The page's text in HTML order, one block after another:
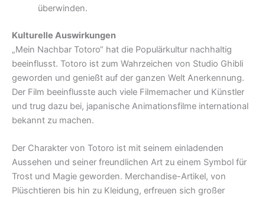
überwinden.
Kulturelle Auswirkungen
„Mein Nachbar Totoro“ hat die Populärkultur nachhaltig
beeinflusst. Totoro ist zum Wahrzeichen von Studio Ghibli
geworden und genießt auf der ganzen Welt Anerkennung.
Der Film beeinflusste auch viele Filmemacher und Künstler
und trug dazu bei, japanische Animationsfilme international
bekannt zu machen.
Der Charakter von Totoro ist mit seinem einladenden
Aussehen und seiner freundlichen Art zu einem Symbol für
Trost und Magie geworden. Merchandise-Artikel, von
Plüschtieren bis hin zu Kleidung, erfreuen sich großer